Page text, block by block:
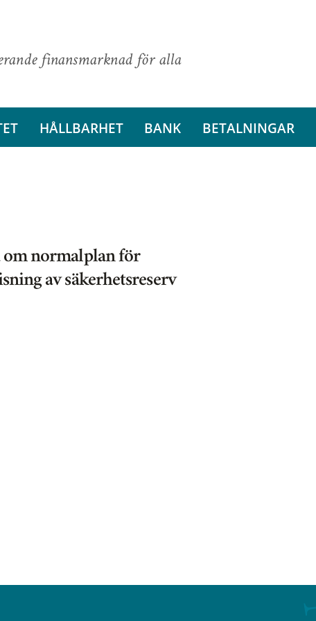
finansmarknad för alla
HÅLLBARHET BANK BETALNINGAR
om normalplan för
av säkerhetsreserv